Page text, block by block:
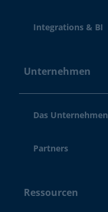
Integrations & BI
Unternehmen
Das Unternehmen
Partners
Ressourcen